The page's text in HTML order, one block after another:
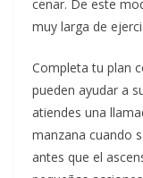
cenar. De este
muy larga de
Completa tu plan
pueden ayudar a
atiendes una
manzana cuando
antes que el